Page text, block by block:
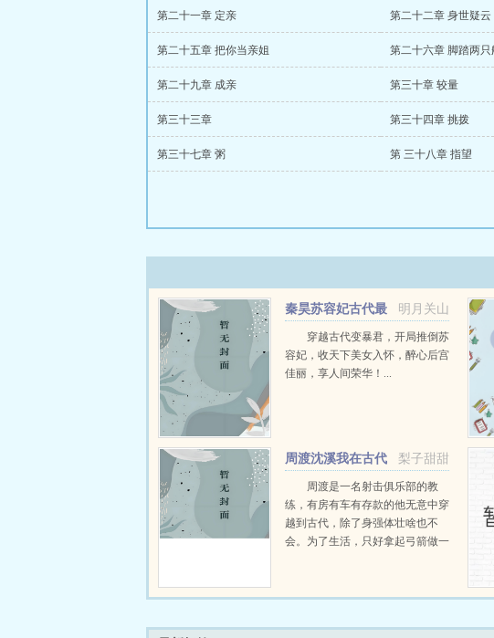
第二十一章 定亲 第二十二章 身世疑云
第二十五章 把你当亲姐 第二十六章 脚踏两只
第二十九章 成亲 第三十章 较量
第三十三章 第三十四章 挑拨
第三十七章 粥 第 三十八章 指望
明月关山
秦昊苏容妃古代最
强昏君最新章节在线阅读
穿越古代变暴君，开局推倒苏
容妃，收天下美女入怀，醉心后宫
佳丽，享人间荣华！...
梨子甜甜
周渡沈溪我在古代
当猎户小说免费在线阅读
周渡是一名射击俱乐部的教
练，有房有车有存款的他无意中穿
越到古代，除了身强体壮啥也不
会。为了生活，只好拿起弓箭做一
只野兔，不会做（失望）第三天周